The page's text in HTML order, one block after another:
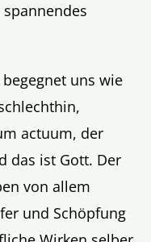
uns wie
actuum, der
das ist Gott. Der
von allem
und Schöpfung